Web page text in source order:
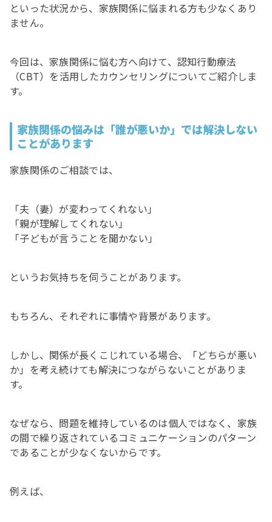
といった状況から、家族関係に悩まれる方も少なくあり
ません。
今回は、家族関係に悩む方へ向けて、認知行動療法
（CBT）を活用したカウンセリングについてご紹介しま
す。
家族関係の悩みは「誰が悪いか」では解決しない
ことがあります
家族関係のご相談では、
「夫（妻）が変わってくれない」
「親が理解してくれない」
「子どもが言うことを聞かない」
というお気持ちを伺うことがあります。
もちろん、それぞれに事情や背景があります。
しかし、関係が長くこじれている場合、「どちらが悪い
か」を考え続けても解決につながらないことがありま
す。
なぜなら、問題を維持しているのは個人ではなく、家族
の間で繰り返されているコミュニケーションのパターン
であることが少なくないからです。
例えば、